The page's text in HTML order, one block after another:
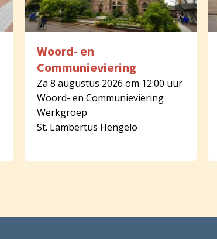
Woord- en
Communieviering
Za 8 augustus 2026 om 12:00 uur
Woord- en Communieviering
Werkgroep
St. Lambertus Hengelo